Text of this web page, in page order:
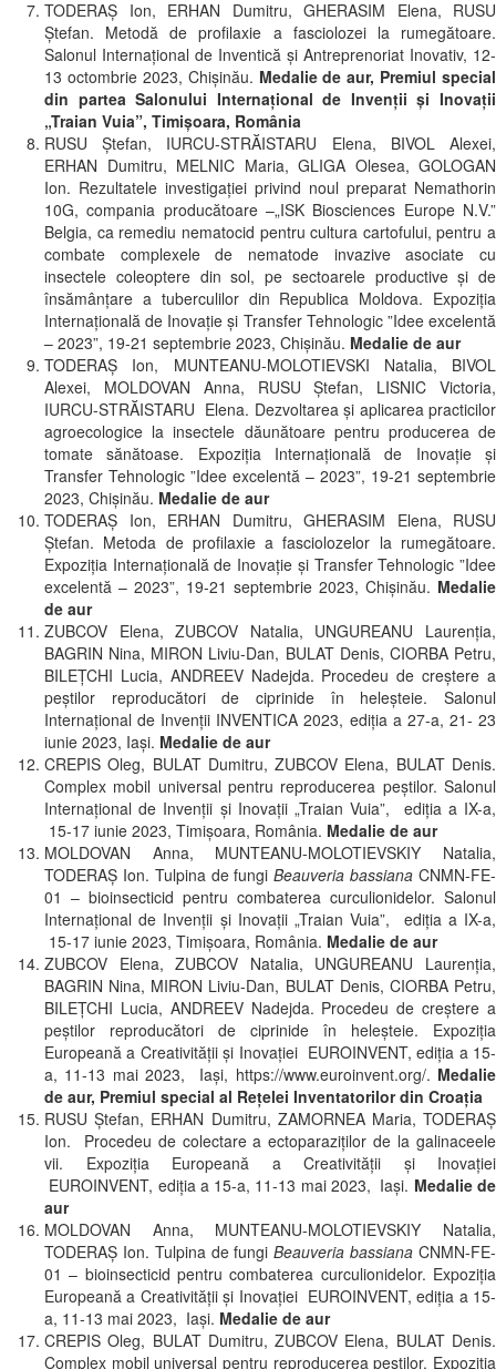
TODERAȘ Ion, ERHAN Dumitru, GHERASIM Elena, RUSU
Ștefan. Metodă de profilaxie a fasciolozei la rumegătoare.
Salonul Internațional de Inventică și Antreprenoriat Inovativ, 12-
13 octombrie 2023, Chișinău. Medalie de aur, Premiul special
din partea Salonului Internațional de Invenții și Inovații
„Traian Vuia”, Timișoara, România
RUSU Ștefan, IURCU-STRĂISTARU Elena, BIVOL Alexei,
ERHAN Dumitru, MELNIC Maria, GLIGA Olesea, GOLOGAN
Ion. Rezultatele investigației privind noul preparat Nemathorin
10G, compania producătoare –„ISK Biosciences Europe N.V.”
Belgia, ca remediu nematocid pentru cultura cartofului, pentru a
combate complexele de nematode invazive asociate cu
insectele coleoptere din sol, pe sectoarele productive şi de
însămânţare a tuberculilor din Republica Moldova. Expoziția
Internațională de Inovație și Transfer Tehnologic ”Idee excelentă
– 2023”, 19-21 septembrie 2023, Chișinău. Medalie de aur
TODERAȘ Ion, MUNTEANU-MOLOTIEVSKI Natalia, BIVOL
Alexei, MOLDOVAN Anna, RUSU Ștefan, LISNIC Victoria,
IURCU-STRĂISTARU Elena. Dezvoltarea și aplicarea practicilor
agroecologice la insectele dăunătoare pentru producerea de
tomate sănătoase. Expoziția Internațională de Inovație și
Transfer Tehnologic ”Idee excelentă – 2023”, 19-21 septembrie
2023, Chișinău. Medalie de aur
TODERAȘ Ion, ERHAN Dumitru, GHERASIM Elena, RUSU
Ștefan. Metoda de profilaxie a fasciolozelor la rumegătoare.
Expoziția Internațională de Inovație și Transfer Tehnologic ”Idee
excelentă – 2023”, 19-21 septembrie 2023, Chișinău. Medalie
de aur
ZUBCOV Elena, ZUBCOV Natalia, UNGUREANU Laurenţia,
BAGRIN Nina, MIRON Liviu-Dan, BULAT Denis, CIORBA Petru,
BILEŢCHI Lucia, ANDREEV Nadejda. Procedeu de creştere a
peştilor reproducători de ciprinide în heleşteie. Salonul
Internațional de Invenții INVENTICA 2023, ediția a 27-a, 21- 23
iunie 2023, Iași. Medalie de aur
CREPIS Oleg, BULAT Dumitru, ZUBCOV Elena, BULAT Denis.
Complex mobil universal pentru reproducerea peştilor. Salonul
Internațional de Invenții și Inovații „Traian Vuia”, ediția a IX-a,
15-17 iunie 2023, Timișoara, România. Medalie de aur
MOLDOVAN Anna, MUNTEANU-MOLOTIEVSKIY Natalia,
TODERAŞ Ion. Tulpina de fungiBeauveria bassiana CNMN-FE-
01 – bioinsecticid pentru combaterea curculionidelor. Salonul
Internațional de Invenții și Inovații „Traian Vuia”, ediția a IX-a,
15-17 iunie 2023, Timișoara, România. Medalie de aur
ZUBCOV Elena, ZUBCOV Natalia, UNGUREANU Laurenţia,
BAGRIN Nina, MIRON Liviu-Dan, BULAT Denis, CIORBA Petru,
BILEŢCHI Lucia, ANDREEV Nadejda. Procedeu de creştere a
peştilor reproducători de ciprinide în heleşteie. Expoziția
Europeană a Creativității și Inovației EUROINVENT, ediția a 15-
a, 11-13 mai 2023, Iași, https://www.euroinvent.org/. Medalie
de aur, Premiul special al Rețelei Inventatorilor din Croația
RUSU Ştefan, ERHAN Dumitru, ZAMORNEA Maria, TODERAŞ
Ion. Procedeu de colectare a ectoparaziţilor de la galinaceele
vii. Expoziția Europeană a Creativității și Inovației
EUROINVENT, ediția a 15-a, 11-13 mai 2023, Iași. Medalie de
aur
MOLDOVAN Anna, MUNTEANU-MOLOTIEVSKIY Natalia,
TODERAŞ Ion. Tulpina de fungiBeauveria bassiana CNMN-FE-
01 – bioinsecticid pentru combaterea curculionidelor. Expoziția
Europeană a Creativității și Inovației EUROINVENT, ediția a 15-
a, 11-13 mai 2023, Iași. Medalie de aur
CREPIS Oleg, BULAT Dumitru, ZUBCOV Elena, BULAT Denis.
Complex mobil universal pentru reproducerea peştilor. Expoziția